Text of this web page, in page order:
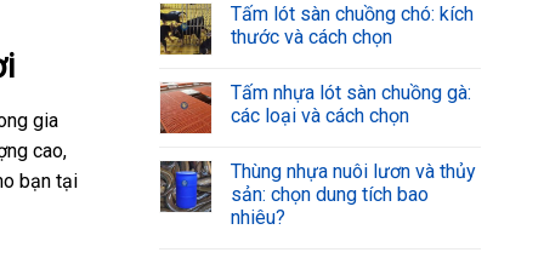
gia
cao,
bạn tại
Tấm lót sàn chuồng chó: kích
thước và cách chọn
Tấm nhựa lót sàn chuồng gà:
các loại và cách chọn
Thùng nhựa nuôi lươn và thủy
sản: chọn dung tích bao
nhiêu?